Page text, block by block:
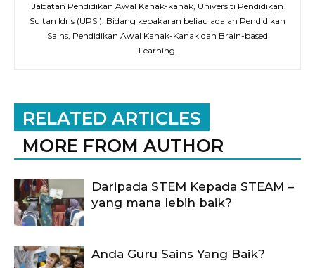
Jabatan Pendidikan Awal Kanak-kanak, Universiti Pendidikan
Sultan Idris (UPSI). Bidang kepakaran beliau adalah Pendidikan
Sains, Pendidikan Awal Kanak-Kanak dan Brain-based
Learning.
RELATED ARTICLES
MORE FROM AUTHOR
Daripada STEM Kepada STEAM –
yang mana lebih baik?
Anda Guru Sains Yang Baik?